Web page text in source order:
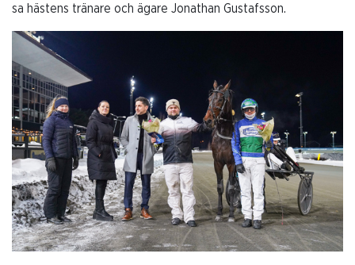
sa hästens tränare och ägare Jonathan Gustafsson.